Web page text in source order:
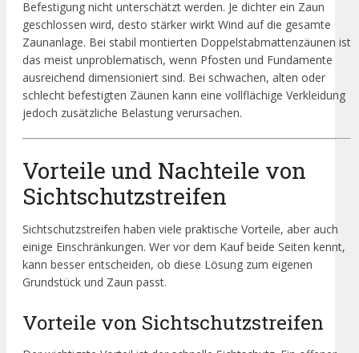
Befestigung nicht unterschätzt werden. Je dichter ein Zaun
geschlossen wird, desto stärker wirkt Wind auf die gesamte
Zaunanlage. Bei stabil montierten Doppelstabmattenzäunen ist
das meist unproblematisch, wenn Pfosten und Fundamente
ausreichend dimensioniert sind. Bei schwachen, alten oder
schlecht befestigten Zäunen kann eine vollflächige Verkleidung
jedoch zusätzliche Belastung verursachen.
Vorteile und Nachteile von
Sichtschutzstreifen
Sichtschutzstreifen haben viele praktische Vorteile, aber auch
einige Einschränkungen. Wer vor dem Kauf beide Seiten kennt,
kann besser entscheiden, ob diese Lösung zum eigenen
Grundstück und Zaun passt.
Vorteile von Sichtschutzstreifen